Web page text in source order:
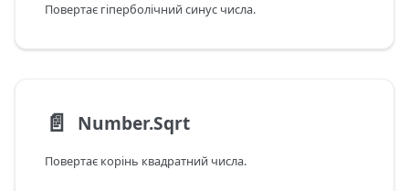
Повертає гіперболічний синус числа.
📄️ Number.Sqrt
Повертає корінь квадратний числа.